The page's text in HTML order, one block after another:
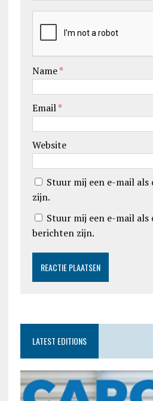
Name*
Email*
Website
Stuur mij een e-mail
zijn.
Stuur mij een e-mail als
berichten zijn.
LATEST EDITIONS